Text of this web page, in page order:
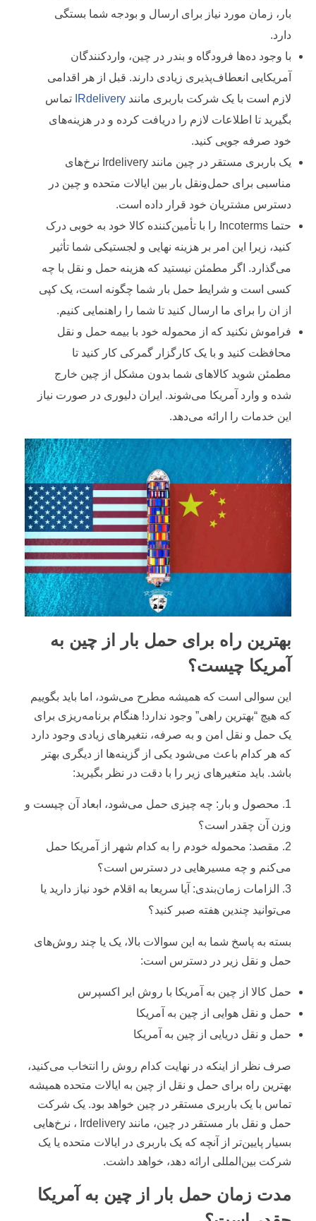
بار، زمان مورد نیاز برای ارسال و بودجه شما بستگی
دارد.
با وجود ده‌ها فرودگاه و بندر در چین، واردکنندگان
آمریکایی انعطاف‌پذیری زیادی دارند. قبل از هر اقدامی
لازم است با یک شرکت باربری مانند IRdelivery تماس
بگیرید تا اطلاعات لازم را دریافت کرده و در هزینه‌های
خود صرفه جویی کنید.
یک باربری مستقر در چین مانند Irdelivery نرخ‌های
مناسبی برای حمل‌ونقل‌ بار بین ایالات متحده و چین در
دسترس مشتریان خود قرار داده است.
حتما Incoterms را با تأمین‌کننده کالا خود به خوبی درک
کنید، زیرا این امر بر هزینه نهایی و لجستیکی شما تأثیر
می‌گذارد. اگر مطمئن نیستید که هزینه حمل و نقل با چه
کسی است و شرایط حمل بار شما چگونه است، یک کپی
از ان را برای ما ارسال کنید تا شما را راهنمایی کنیم.
فراموش نکنید که از محموله خود با بیمه حمل و نقل
محافظت کنید و با یک کارگزار گمرکی کار کنید تا
مطمئن شوید کالا‌های شما بدون مشکل از چین خارج
شده و وارد آمریکا می‌شوند. ایران دلیوری در صورت نیاز
این خدمات را ارائه می‌دهد.
بهترین راه برای حمل بار از چین به
آمریکا چیست؟
این سوالی است که همیشه مطرح می‌شود، اما باید بگوییم
که هیچ “بهترین راهی” وجود ندارد! هنگام برنامه‌ریزی برای
یک حمل و نقل امن و به صرفه، نتغیرهای زیادی وجود دارد
که هر کدام باعث می‌شود یکی از گزینه‌ها از دیگری بهتر
باشد. باید متغیر‌های زیر را با دقت در نظر بگیرید:
محصول و بار: چه چیزی حمل می‌شود، ابعاد آن چیست و
وزن آن چقدر است؟
مقصد: محموله خودم را به کدام شهر از آمریکا حمل
می‌کنم و چه مسیر‌هایی در دسترس است؟
الزامات زمان‌بندی: آیا سریعا به اقلام خود نیاز دارید یا
می‌توانید چندین هفته صبر کنید؟
بسته به پاسخ شما به این سوالات بالا، یک یا چند روش‌های
حمل و نقل زیر در دسترس است:
حمل کالا از چین به آمریکا با روش ایر اکسپرس
حمل و نقل هوایی از چین به آمریکا
حمل و نقل دریایی از چین به آمریکا
صرف نظر از اینکه در نهایت کدام روش را انتخاب می‌کنید،
بهترین راه برای حمل و نقل از چین به ایالات متحده همیشه
تماس با یک باربری مستقر در چین خواهد بود. یک شرکت
حمل و نقل بار مستقر در چین، مانند Irdelivery ، نرخ‌هایی
بسیار پایین‌تر از آنچه که یک باربری در ایالات متحده یا یک
شرکت بین‌المللی ارائه دهد، خواهد داشت.
مدت زمان حمل بار از چین به آمریکا